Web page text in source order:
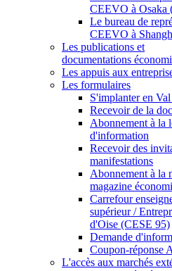
CEEVO à Osaka
Le bureau de
CEEVO à
Les publications et
documentations
Les appuis aux
Les formulaires
S'implanter en
Recevoir de la
Abonnement à la
d'information
Recevoir des
manifestations
Abonnement à la
magazine
Carrefour
supérieur /
d'Oise (CESE 95)
Demande
Coupon-réponse
L'accès aux marchés